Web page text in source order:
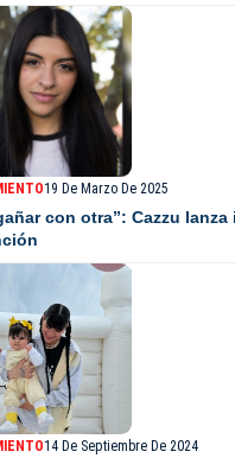
19 De Marzo De 2025
con otra”: Cazzu
14 De Septiembre De 2024